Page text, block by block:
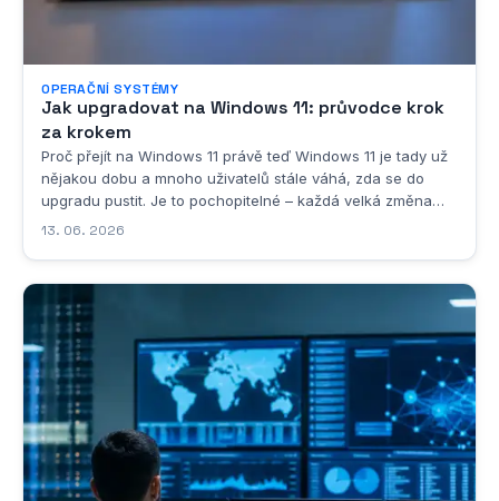
OPERAČNÍ SYSTÉMY
Jak upgradovat na Windows 11: průvodce krok
za krokem
Proč přejít na Windows 11 právě teď Windows 11 je tady už
nějakou dobu a mnoho uživatelů stále váhá, zda se do
upgradu pustit. Je to pochopitelné – každá velká změna
operačního systému s sebou nese určitou dávku nejistoty a
13. 06. 2026